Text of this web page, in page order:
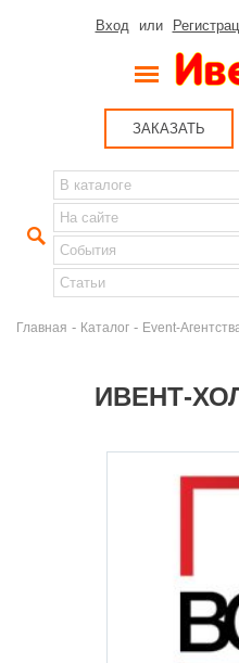
Вход или
ЗАКАЗАТЬ
Главная - Каталог - Event-
ИВЕНТ-